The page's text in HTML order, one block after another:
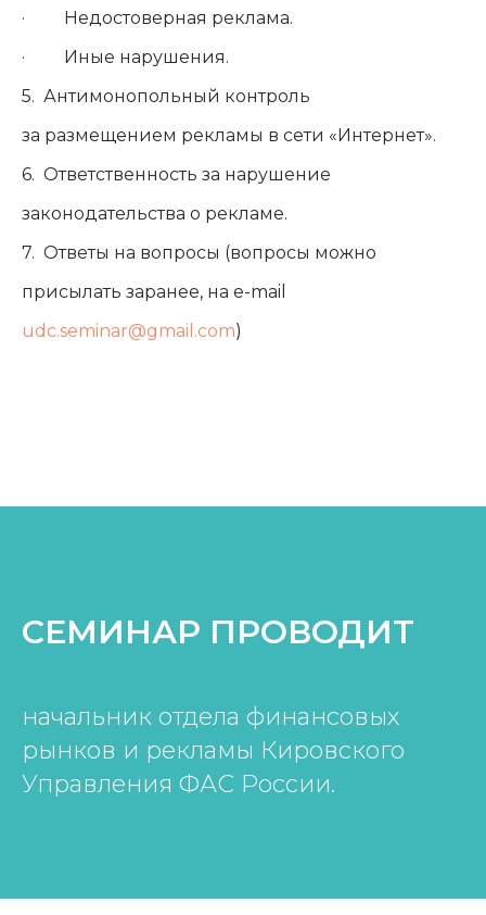
· Недостоверная реклама.
· Иные нарушения.
5. Антимонопольный контроль
за размещением рекламы в сети «Интернет».
6. Ответственность за нарушение
законодательства о рекламе.
7. Ответы на вопросы (вопросы можно
присылать заранее, на e-mail
udc.seminar@gmail.com)
СЕМИНАР ПРОВОДИТ
начальник отдела финансовых
рынков и рекламы Кировского
Управления ФАС России.